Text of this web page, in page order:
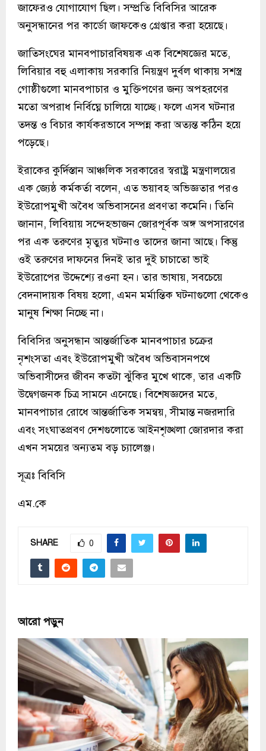
জাফেরও যোগাযোগ ছিল। সম্প্রতি বিবিসির আরেক
অনুসন্ধানের পর কার্ডো জাফকেও গ্রেপ্তার করা হয়েছে।
জাতিসংঘের মানবপাচারবিষয়ক এক বিশেষজ্ঞের মতে,
লিবিয়ার বহু এলাকায় সরকারি নিয়ন্ত্রণ দুর্বল থাকায় সশস্ত্র
গোষ্ঠীগুলো মানবপাচার ও মুক্তিপণের জন্য অপহরণের
মতো অপরাধ নির্বিঘ্নে চালিয়ে যাচ্ছে। ফলে এসব ঘটনার
তদন্ত ও বিচার কার্যকরভাবে সম্পন্ন করা অত্যন্ত কঠিন হয়ে
পড়েছে।
ইরাকের কুর্দিস্তান আঞ্চলিক সরকারের স্বরাষ্ট্র মন্ত্রণালয়ের
এক জ্যেষ্ঠ কর্মকর্তা বলেন, এত ভয়াবহ অভিজ্ঞতার পরও
ইউরোপমুখী অবৈধ অভিবাসনের প্রবণতা কমেনি। তিনি
জানান, লিবিয়ায় সন্দেহভাজন জোরপূর্বক অঙ্গ অপসারণের
পর এক তরুণের মৃত্যুর ঘটনাও তাদের জানা আছে। কিন্তু
ওই তরুণের দাফনের দিনই তার দুই চাচাতো ভাই
ইউরোপের উদ্দেশ্যে রওনা হন। তার ভাষায়, সবচেয়ে
বেদনাদায়ক বিষয় হলো, এমন মর্মান্তিক ঘটনাগুলো থেকেও
মানুষ শিক্ষা নিচ্ছে না।
বিবিসির অনুসন্ধান আন্তর্জাতিক মানবপাচার চক্রের
নৃশংসতা এবং ইউরোপমুখী অবৈধ অভিবাসনপথে
অভিবাসীদের জীবন কতটা ঝুঁকির মুখে থাকে, তার একটি
উদ্বেগজনক চিত্র সামনে এনেছে। বিশেষজ্ঞদের মতে,
মানবপাচার রোধে আন্তর্জাতিক সমন্বয়, সীমান্ত নজরদারি
এবং সংঘাতপ্রবণ দেশগুলোতে আইনশৃঙ্খলা জোরদার করা
এখন সময়ের অন্যতম বড় চ্যালেঞ্জ।
সূত্রঃ বিবিসি
এম.কে
SHARE 0
আরো পড়ুন